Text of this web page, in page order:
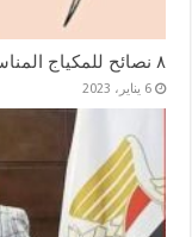
٨ نصائح للمكياج المناسب في فصل الشتاء
6 يناير، 2023